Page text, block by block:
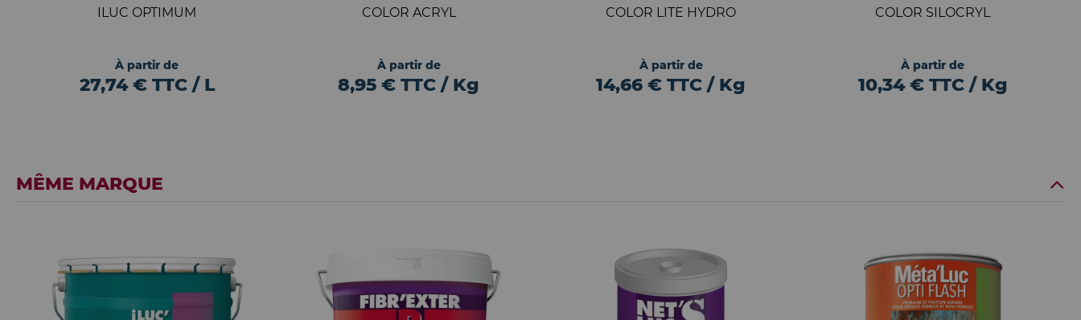
ILUC OPTIMUM
À partir de
27,74 € TTC / L
COLOR ACRYL
À partir de
8,95 € TTC / Kg
COLOR LITE HYDRO
À partir de
14,66 € TTC / Kg
COLOR SILOCRYL
À partir de
10,34 € TTC / Kg
MÊME MARQUE